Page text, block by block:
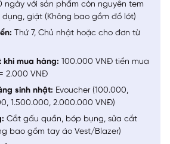
ngày với sản phẩm còn nguyên tem
giặt (Không bao gồm đồ lót)
Thứ 7, Chủ nhật hoặc cho đơn từ
khi mua hàng: 100.000 VNĐ tiền mua
2.000 VNĐ
sinh nhật: Evoucher (100.000,
1.500.000, 2.000.000 VNĐ)
Cắt gấu quần, bóp bụng, sửa cắt
bao gồm tay áo Vest/Blazer)